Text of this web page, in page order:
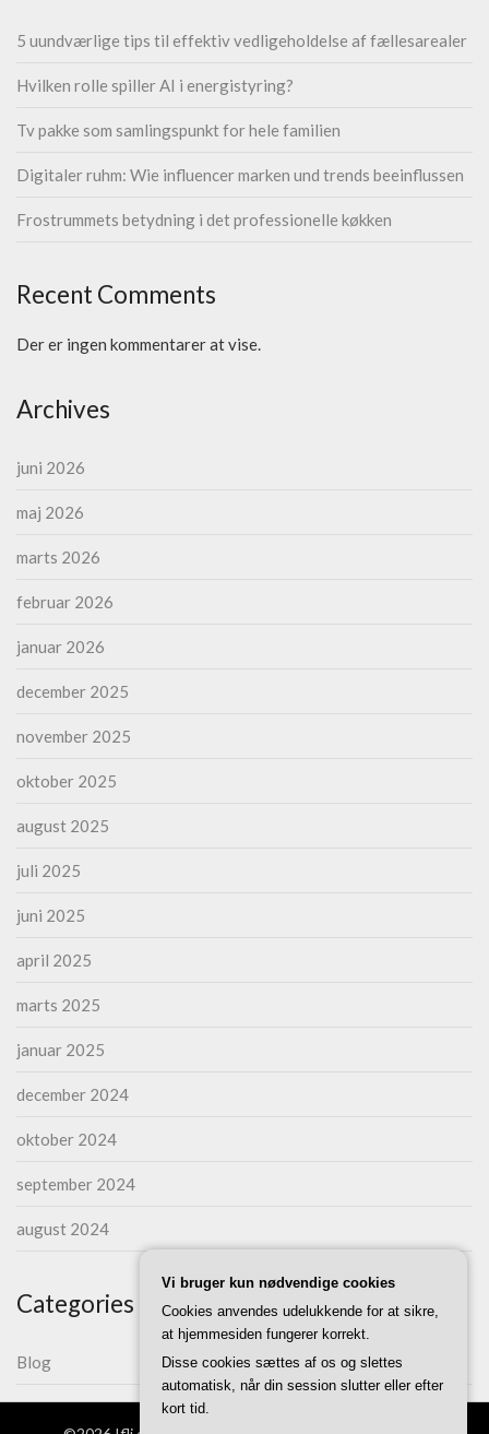
5 uundværlige tips til effektiv vedligeholdelse af fællesarealer
Hvilken rolle spiller AI i energistyring?
Tv pakke som samlingspunkt for hele familien
Digitaler ruhm: Wie influencer marken und trends beeinflussen
Frostrummets betydning i det professionelle køkken
Recent Comments
Der er ingen kommentarer at vise.
Archives
juni 2026
maj 2026
marts 2026
februar 2026
januar 2026
december 2025
november 2025
oktober 2025
august 2025
juli 2025
juni 2025
april 2025
marts 2025
januar 2025
december 2024
oktober 2024
september 2024
august 2024
Categories
Blog
Vi bruger kun nødvendige cookies
Cookies anvendes udelukkende for at sikre,
at hjemmesiden fungerer korrekt.
Disse cookies sættes af os og slettes
automatisk, når din session slutter eller efter
kort tid.